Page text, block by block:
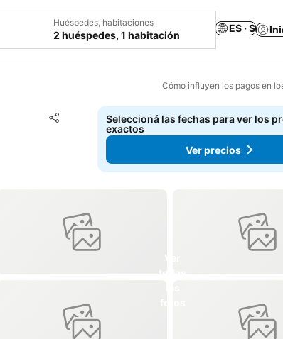
Huéspedes, habitaciones
2 huéspedes, 1 habitación
ES · $
Cómo influyen los pagos en
Compartir
Añadir a favoritos
Seleccioná las fechas para ver los
exactos
Ver precios